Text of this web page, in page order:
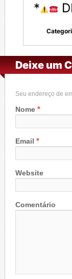
*
Deixe um
Seu endereço de
Nome *
Email *
Website
Comentário